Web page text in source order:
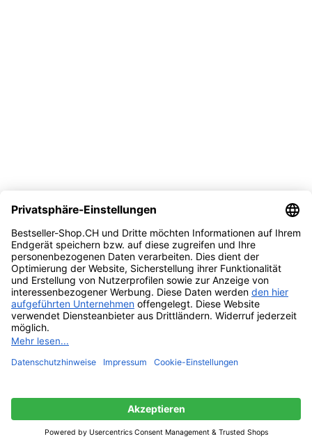
-10%
Vergleichen
Quick view
Zur Wunschliste hinzufügen
Ausführung wählen
Die Optionen können auf der Produktseite gewählt werden
UGREEN Klinke auf Cinch Kabel 3,5mm Klinke
MP3-Player, Lautsprecher, Heimkino, Autoradio,
Tablet, Verstärker, Soundbar usw.